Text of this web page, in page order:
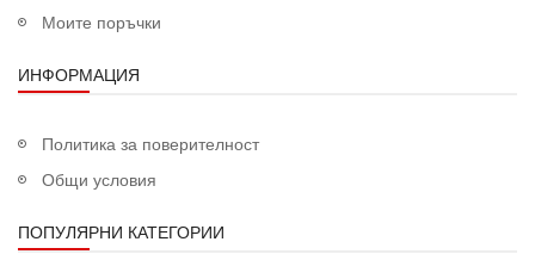
Моите поръчки
ИНФОРМАЦИЯ
Политика за поверителност
Общи условия
ПОПУЛЯРНИ КАТЕГОРИИ